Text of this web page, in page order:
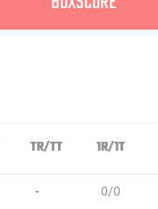
TR/TT 1R/1T
- 0/0